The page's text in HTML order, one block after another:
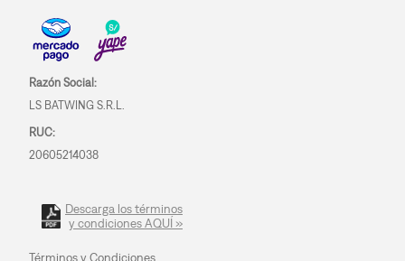
Razón Social:
LS BATWING S.R.L.
RUC:
20605214038
Descarga los términos
y condiciones AQUÍ »
Términos y Condiciones